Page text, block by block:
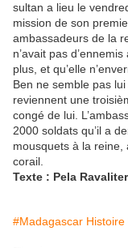
sultan a lieu le
mission de son
ambassadeurs de la
n’avait pas
plus, et qu’elle
Ben ne semble pas
reviennent une
congé de lui.
2000 soldats qu’il a
mousquets à la
corail.
Texte : Pela
#Madagascar Histoire